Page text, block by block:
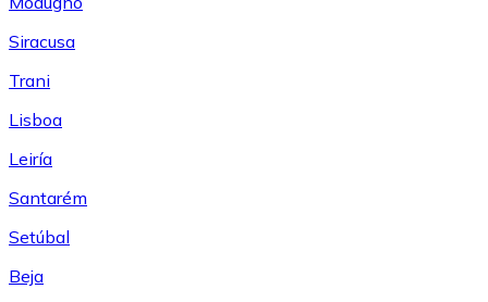
Siracusa
Trani
Lisboa
Leiría
Santarém
Setúbal
Beja